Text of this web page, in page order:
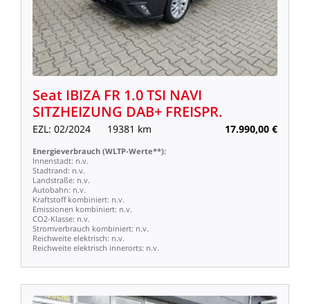
Seat IBIZA FR 1.0TSI NAVI
SITZHEIZUNG DAB+ FREISPR.
EZL: 02/2024 19381 km 17.990,00 €
Energieverbrauch (WLTP-Werte**):
Innenstadt: n.v.
Stadtrand: n.v.
Landstraße: n.v.
Autobahn: n.v.
Kraftstoff kombiniert: n.v.
Emissionen kombiniert: n.v.
CO2-Klasse: n.v.
Stromverbrauch kombiniert: n.v.
Reichweite elektrisch: n.v.
Reichweite elektrisch innerorts: n.v.